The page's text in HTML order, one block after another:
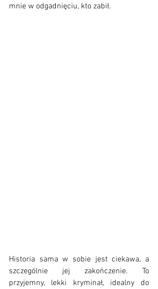
mnie w odgadnięciu, kto zabił.
Historia sama w sobie jest ciekawa, a
szczególnie jej zakończenie. To
przyjemny, lekki kryminał, idealny do